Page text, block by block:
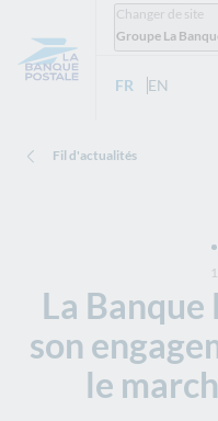
Changer de site
Groupe La
FR - Version
EN
Fil d'actualités
La
son
le